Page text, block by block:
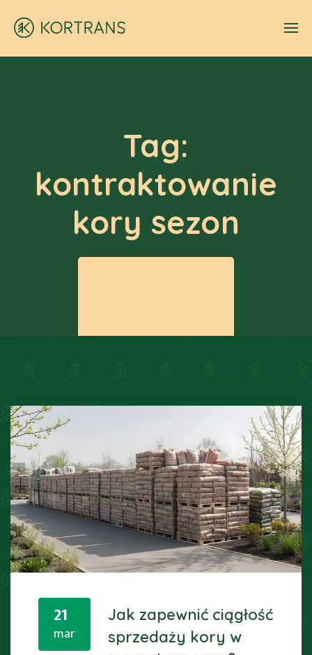
Tag:
kontraktowanie
kory sezon
21
mar
Jak zapewnić ciągłość
sprzedaży kory w